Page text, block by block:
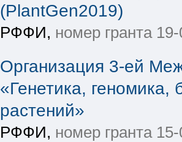
(PlantGen2019)
РФФИ, номер гранта
Организация 3-ей
«Генетика, геномика,
растений»
РФФИ, номер гранта